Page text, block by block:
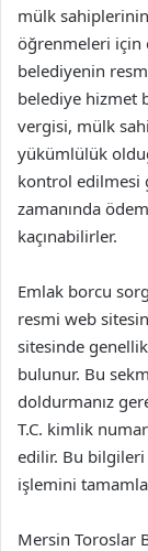
mülk
öğrenmeleri için
belediyenin
belediye hizmet
vergisi, mülk
yükümlülük
kontrol edilmesi
zamanında
kaçınabilirler.
Emlak borcu
resmi web
sitesinde
bulunur. Bu
doldurmanız
T.C. kimlik
edilir. Bu
işlemini
Mersin Toroslar